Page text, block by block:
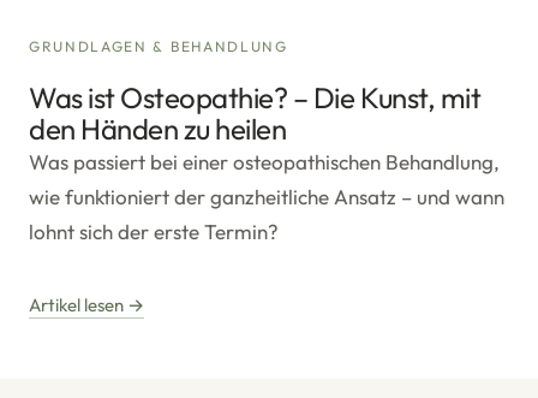
GRUNDLAGEN & BEHANDLUNG
Was ist Osteopathie? – Die Kunst, mit
den Händen zu heilen
Was passiert bei einer osteopathischen Behandlung,
wie funktioniert der ganzheitliche Ansatz – und wann
lohnt sich der erste Termin?
Artikel lesen →